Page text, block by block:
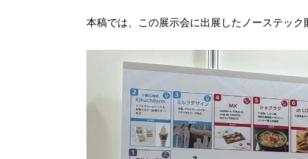
本稿では、この展示会に出展したノーステック